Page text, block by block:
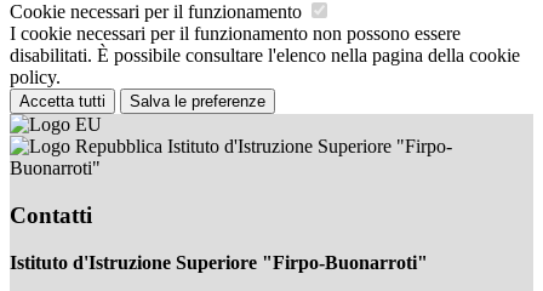
Cookie necessari per il funzionamento
I cookie necessari per il funzionamento non possono essere
disabilitati. È possibile consultare l'elenco nella pagina della cookie
policy.
Accetta tutti Salva le preferenze
Istituto d'Istruzione Superiore "Firpo-
Buonarroti"
Contatti
Istituto d'Istruzione Superiore "Firpo-Buonarroti"